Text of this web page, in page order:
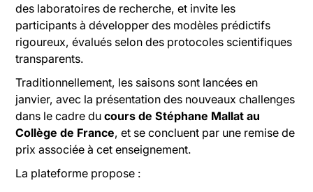
des laboratoires de recherche, et invite les
participants à développer des modèles prédictifs
rigoureux, évalués selon des protocoles scientifiques
transparents.
Traditionnellement, les saisons sont lancées en
janvier, avec la présentation des nouveaux challenges
dans le cadre ducours de Stéphane Mallat au
Collège de France, et se concluent par une remise de
prix associée à cet enseignement.
La plateforme propose :